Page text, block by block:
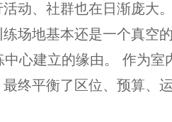
动、社群也在日渐庞大
场地基本还是一个真空
中心建立的缘由。 作为
终平衡了区位、预算、